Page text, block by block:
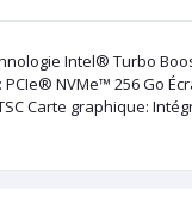
Intel® Turbo
NVMe™ 256 Go
Carte graphique: